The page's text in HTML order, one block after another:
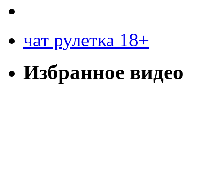
чат рулетка 18+
Избранное видео